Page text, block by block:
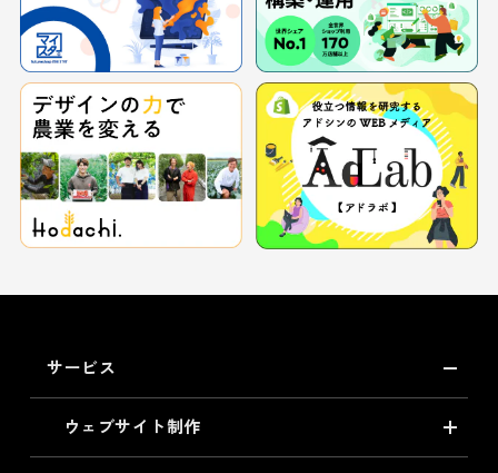
サービス
ウェブサイト制作